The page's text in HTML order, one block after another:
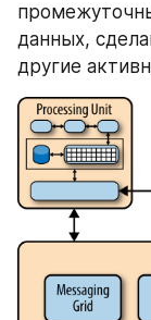
данных,
другие